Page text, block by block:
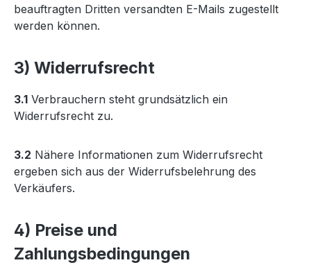
beauftragten Dritten versandten E-Mails zugestellt
werden können.
3) Widerrufsrecht
3.1 Verbrauchern steht grundsätzlich ein
Widerrufsrecht zu.
3.2 Nähere Informationen zum Widerrufsrecht
ergeben sich aus der Widerrufsbelehrung des
Verkäufers.
4) Preise und
Zahlungsbedingungen